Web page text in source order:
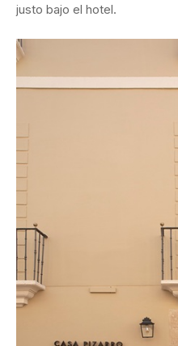
justo bajo el hotel.